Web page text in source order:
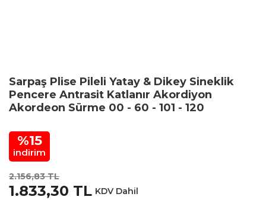
Sarpaş Plise Pileli Yatay & Dikey Sineklik
Pencere Antrasit Katlanır Akordiyon
Akordeon Sürme 00 - 60 - 101 - 120
%15
indirim
2.156,83 TL
1.833,30 TL KDV Dahil